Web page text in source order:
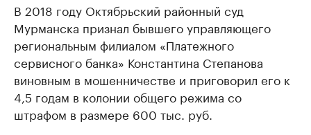
В 2018 году Октябрьский районный суд
Мурманска признал бывшего управляющего
региональным филиалом «Платежного
сервисного банка» Константина Степанова
виновным в мошенничестве и приговорил его к
4,5 годам в колонии общего режима со
штрафом в размере 600 тыс. руб.